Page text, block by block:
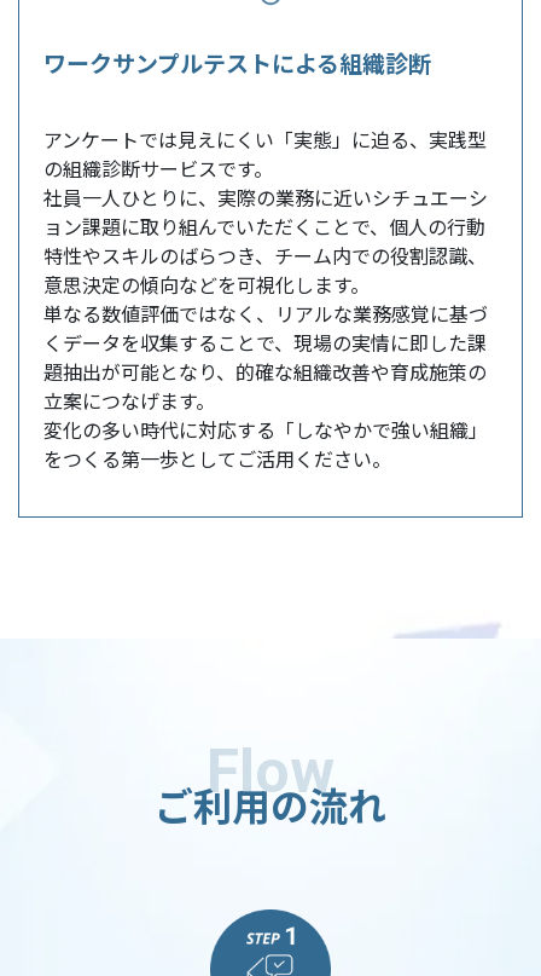
ワークサンプルテストによる組織診断
アンケートでは見えにくい「実態」に迫る、実践型
の組織診断サービスです。
社員一人ひとりに、実際の業務に近いシチュエーシ
ョン課題に取り組んでいただくことで、個人の行動
特性やスキルのばらつき、チーム内での役割認識、
意思決定の傾向などを可視化します。
単なる数値評価ではなく、リアルな業務感覚に基づ
くデータを収集することで、現場の実情に即した課
題抽出が可能となり、的確な組織改善や育成施策の
立案につなげます。
変化の多い時代に対応する「しなやかで強い組織」
をつくる第一歩としてご活用ください。
Flow
ご利用の流れ